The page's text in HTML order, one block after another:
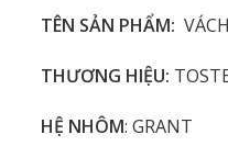
TÊN SẢN PHẨM:
THƯƠNG HIỆU:
HỆ NHÔM: GRANT